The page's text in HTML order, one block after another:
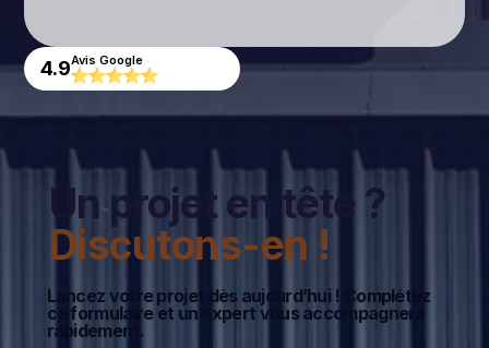
4.9Avis Google
Un projet en tête ?
Discutons-en !
Lancez votre projet dès aujourd’hui ! Complétez
ce formulaire et un expert vous accompagnera
rapidement.